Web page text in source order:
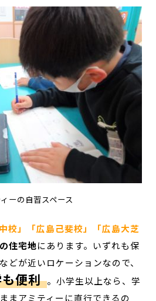
ーの自習スペース
校」「広島己斐校」「広島大芝
住宅地にあります。いずれも保
どが近いロケーションなので、
便利 。小学生以上なら、学
まアミティーに直行できるの